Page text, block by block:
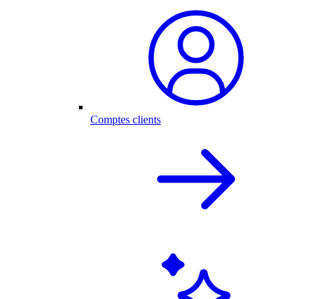
Comptes clients